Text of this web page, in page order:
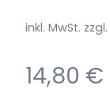
inkl. MwSt. zzgl.
14,80 €